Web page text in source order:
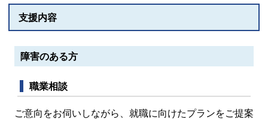
支援内容
障害のある方
職業相談
ご意向をお伺いしながら、就職に向けたプランをご提案